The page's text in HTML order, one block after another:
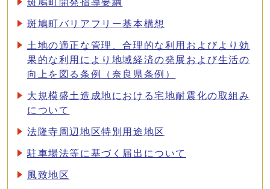
斑鳩町開発指導要綱
斑鳩町バリアフリー基本構想
土地の適正な管理、合理的な利用およびより効
果的な利用により地域経済の発展および生活の
向上を図る条例（奈良県条例）
大規模盛土造成地における宅地耐震化の取組み
について
法隆寺周辺地区特別用途地区
駐車場法等に基づく届出について
風致地区